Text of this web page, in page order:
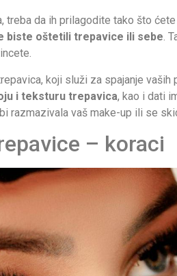
treba da ih prilagodite tako što
biste oštetili trepavice ili sebe.
koji služi za spajanje vaših
i teksturu trepavica, kao i dati
razmazivala vaš make-up ili se
– koraci